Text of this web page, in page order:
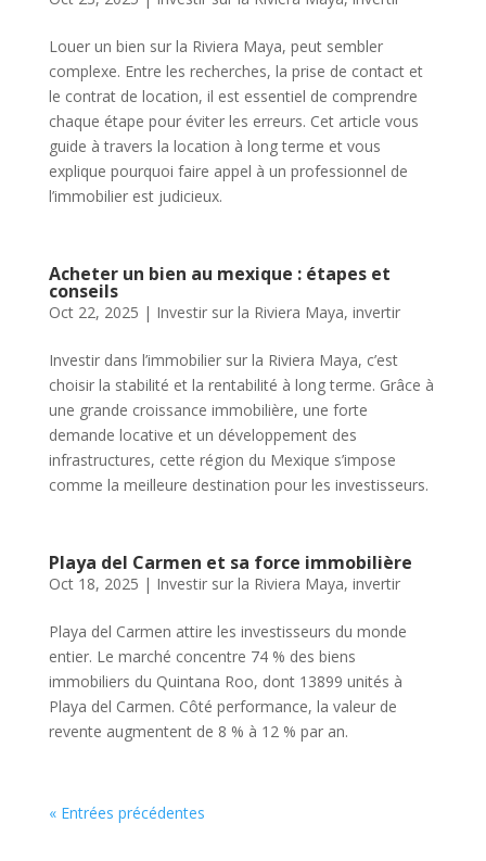
Louer un bien sur la Riviera Maya, peut sembler
complexe. Entre les recherches, la prise de contact et
le contrat de location, il est essentiel de comprendre
chaque étape pour éviter les erreurs. Cet article vous
guide à travers la location à long terme et vous
explique pourquoi faire appel à un professionnel de
l’immobilier est judicieux.
Acheter un bien au mexique : étapes et
conseils
Oct 22, 2025 | Investir sur la Riviera Maya, invertir
Investir dans l’immobilier sur la Riviera Maya, c’est
choisir la stabilité et la rentabilité à long terme. Grâce à
une grande croissance immobilière, une forte
demande locative et un développement des
infrastructures, cette région du Mexique s’impose
comme la meilleure destination pour les investisseurs.
Playa del Carmen et sa force immobilière
Oct 18, 2025 | Investir sur la Riviera Maya, invertir
Playa del Carmen attire les investisseurs du monde
entier. Le marché concentre 74 % des biens
immobiliers du Quintana Roo, dont 13899 unités à
Playa del Carmen. Côté performance, la valeur de
revente augmentent de 8 % à 12 % par an.
« Entrées précédentes